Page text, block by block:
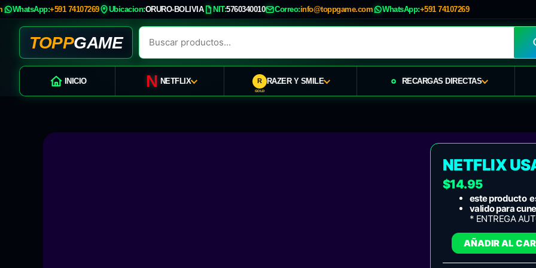
WhatsApp:+591 74107269 Ubicacion:ORURO-BOLIVIA NIT:5760340010 Correo:info@toppgame.com WhatsApp:+591 74107269
TOPPGAME
INICIO N NETFLIX R
GOLD
RAZER Y SMILE RECARGAS DIRECTAS
Ir
al
contenido
NETFLIX
$14.95
este producto
valido para
* ENTREGA
USA
-
15$
cantidad
AÑADIR AL